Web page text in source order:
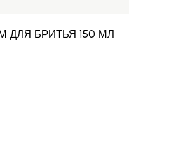
ДЛЯ БРИТЬЯ 150 МЛ